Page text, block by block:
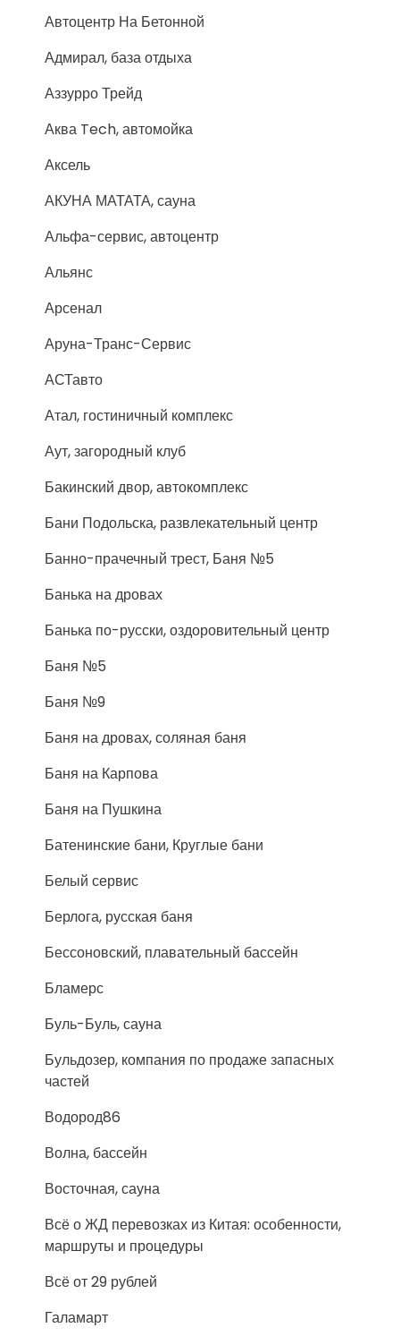
Автоцентр На Бетонной
Адмирал, база отдыха
Аззурро Трейд
Аква Tech, автомойка
Аксель
АКУНА МАТАТА, сауна
Альфа-сервис, автоцентр
Альянс
Арсенал
Аруна-Транс-Сервис
АСТавто
Атал, гостиничный комплекс
Аут, загородный клуб
Бакинский двор, автокомплекс
Бани Подольска, развлекательный центр
Банно-прачечный трест, Баня №5
Банька на дровах
Банька по-русски, оздоровительный центр
Баня №5
Баня №9
Баня на дровах, соляная баня
Баня на Карпова
Баня на Пушкина
Батенинские бани, Круглые бани
Белый сервис
Берлога, русская баня
Бессоновский, плавательный бассейн
Бламерс
Буль-Буль, сауна
Бульдозер, компания по продаже запасных
частей
Водород86
Волна, бассейн
Восточная, сауна
Всё о ЖД перевозках из Китая: особенности,
маршруты и процедуры
Всё от 29 рублей
Галамарт